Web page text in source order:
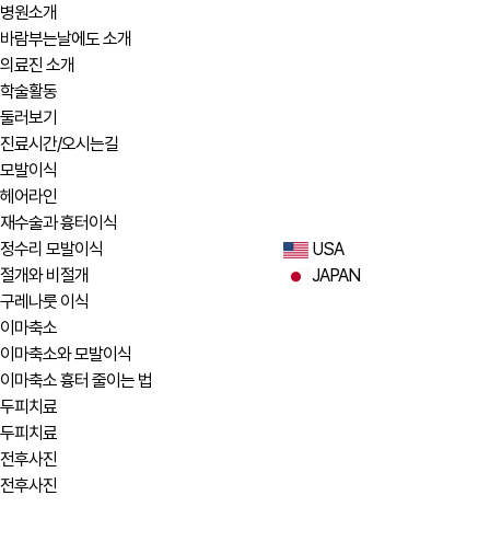
병원소개
바람부는날에도 소개
의료진 소개
학술활동
둘러보기
진료시간/오시는길
모발이식
헤어라인
재수술과 흉터이식
정수리 모발이식
절개와 비절개
구레나룻 이식
이마축소
이마축소와 모발이식
이마축소 흉터 줄이는 법
두피치료
두피치료
전후사진
전후사진
USA
JAPAN